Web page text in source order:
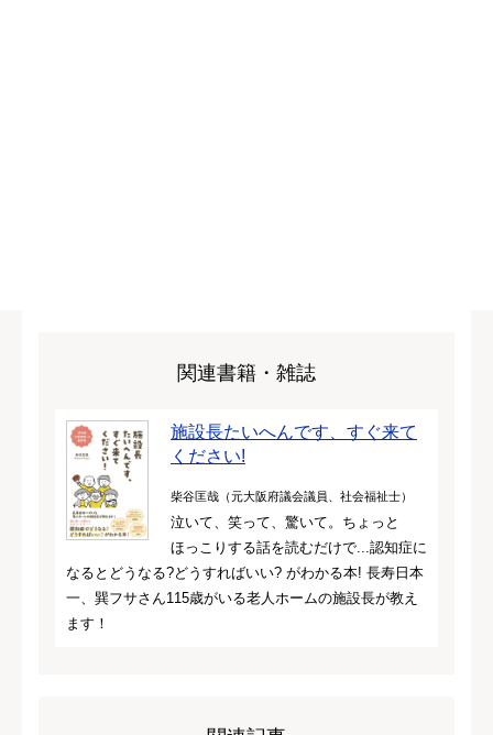
関連書籍・雑誌
施設長たいへんです、すぐ来て
ください!
柴谷匡哉（元大阪府議会議員、社会福祉士）
泣いて、笑って、驚いて。ちょっと
ほっこりする話を読むだけで...認知症に
なるとどうなる?どうすればいい? がわかる本! 長寿日本
一、巽フサさん115歳がいる老人ホームの施設長が教え
ます！